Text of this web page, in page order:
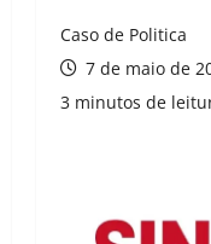
Caso de Politica
7 de maio de
3 minutos de